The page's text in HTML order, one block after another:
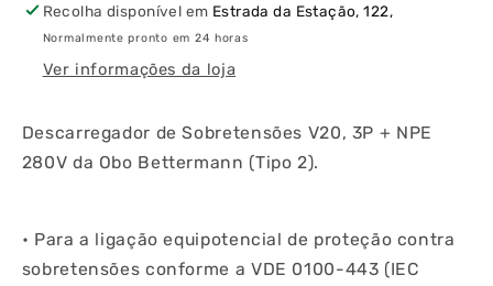
Obo
Bettermann
Obo
Bettermann
Recolha disponível em Estrada da Estação, 122,
Normalmente pronto em 24 horas
Ver informações da loja
Descarregador de Sobretensões V20, 3P + NPE
280V da Obo Bettermann (Tipo 2).
• Para a ligação equipotencial de proteção contra
sobretensões conforme a VDE 0100-443 (IEC